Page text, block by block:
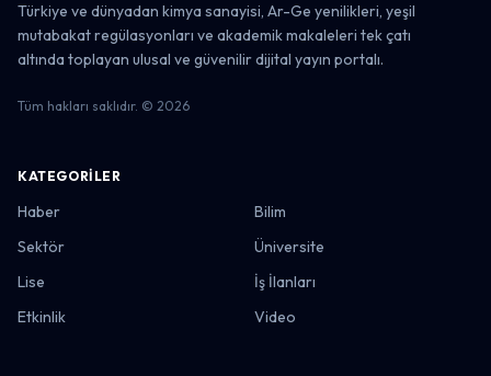
Türkiye ve dünyadan kimya sanayisi, Ar-Ge yenilikleri, yeşil
mutabakat regülasyonları ve akademik makaleleri tek çatı
altında toplayan ulusal ve güvenilir dijital yayın portalı.
Tüm hakları saklıdır. © 2026
KATEGORILER
Haber
Bilim
Sektör
Üniversite
Lise
İş İlanları
Etkinlik
Video